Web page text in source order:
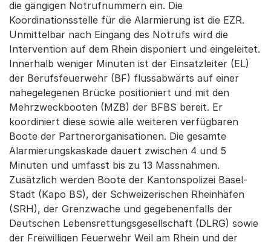
die gängigen Notrufnummern ein. Die
Koordinationsstelle für die Alarmierung ist die EZR.
Unmittelbar nach Eingang des Notrufs wird die
Intervention auf dem Rhein disponiert und eingeleitet.
Innerhalb weniger Minuten ist der Einsatzleiter (EL)
der Berufsfeuerwehr (BF) flussabwärts auf einer
nahegelegenen Brücke positioniert und mit den
Mehrzweckbooten (MZB) der BFBS bereit. Er
koordiniert diese sowie alle weiteren verfügbaren
Boote der Partnerorganisationen. Die gesamte
Alarmierungskaskade dauert zwischen 4 und 5
Minuten und umfasst bis zu 13 Massnahmen.
Zusätzlich werden Boote der Kantonspolizei Basel-
Stadt (Kapo BS), der Schweizerischen Rheinhäfen
(SRH), der Grenzwache und gegebenenfalls der
Deutschen Lebensrettungsgesellschaft (DLRG) sowie
der Freiwilligen Feuerwehr Weil am Rhein und der